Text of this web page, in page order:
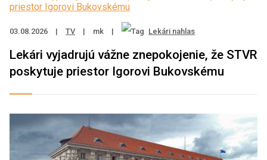
03.08.2026 | TV | mk | Lekári nahlas
Lekári vyjadrujú vážne znepokojenie, že STVR
poskytuje priestor Igorovi Bukovskému